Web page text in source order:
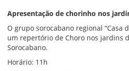
Apresentação de chorinho nos
O grupo sorocabano regional “Casa
um repertório de Choro nos jardins
Sorocabano.
Horário: 11h